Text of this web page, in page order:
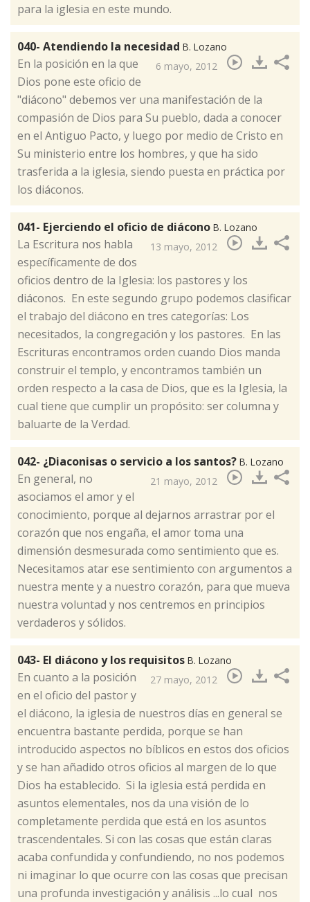
para la iglesia en este mundo.
040- Atendiendo la necesidad B. Lozano
6 mayo, 2012
​En la posición en la que
Dios pone este oficio de
"diácono" debemos ver una manifestación de la
compasión de Dios para Su pueblo, dada a conocer
en el Antiguo Pacto, y luego por medio de Cristo en
Su ministerio entre los hombres, y que ha sido
trasferida a la iglesia, siendo puesta en práctica por
los diáconos.
041- Ejerciendo el oficio de diácono B. Lozano
13 mayo, 2012
La Escritura nos habla
específicamente de dos
oficios dentro de la Iglesia: los pastores y los
diáconos. En este segundo grupo podemos clasificar
el trabajo del diácono en tres categorías: Los
necesitados, la congregación y los pastores. En las
Escrituras encontramos orden cuando Dios manda
construir el templo, y encontramos también un
orden respecto a la casa de Dios, que es la Iglesia, la
cual tiene que cumplir un propósito: ser columna y
baluarte de la Verdad.
042- ¿Diaconisas o servicio a los santos? B. Lozano
21 mayo, 2012
​​En general, no
asociamos el amor y el
conocimiento, porque al dejarnos arrastrar por el
corazón que nos engaña, el amor toma una
dimensión desmesurada como sentimiento que es.
Necesitamos atar ese sentimiento con argumentos a
nuestra mente y a nuestro corazón, para que mueva
nuestra voluntad y nos centremos en principios
verdaderos y sólidos.
043- El diácono y los requisitos B. Lozano
27 mayo, 2012
​En cuanto a la posición
en el oficio del pastor y
el diácono, la iglesia de nuestros días en general se
encuentra bastante perdida, porque se han
introducido aspectos no bíblicos en estos dos oficios
y se han añadido otros oficios al margen de lo que
Dios ha establecido. Si la iglesia está perdida en
asuntos elementales, nos da una visión de lo
completamente perdida que está en los asuntos
trascendentales. Si con las cosas que están claras
acaba confundida y confundiendo, no nos podemos
ni imaginar lo que ocurre con las cosas que precisan
una profunda investigación y análisis ...lo cual nos